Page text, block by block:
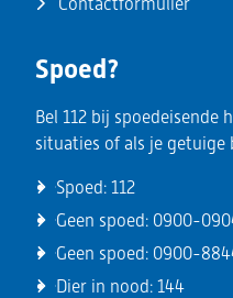
Spoed?
Bel 112 bij spoedeisende
situaties of als je getuige
Spoed:112
Geen spoed: 0900-
Geen spoed: 0900-
Dier in nood:144